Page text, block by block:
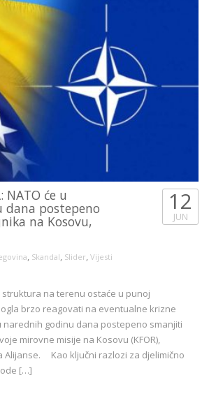
NATO će u
postepeno
na Kosovu,
, Skandal, Slider, Vijesti
12
JUN
struktura na terenu ostaće u punoj
brzo reagovati na eventualne krizne
godinu dana postepeno smanjiti
mirovne misije na Kosovu (KFOR),
Alijanse. Kao ključni razlozi za djelimično
[…]